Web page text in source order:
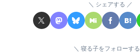
シェアする
寝る子をフォローする